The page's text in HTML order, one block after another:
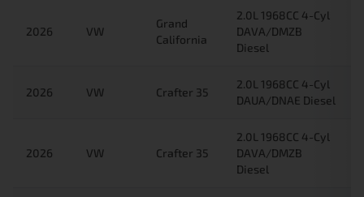
2026 VW
Grand
California
2.0L 1968CC 4-Cyl
DAVA/DMZB
Diesel
2026 VW Crafter 35
2.0L 1968CC 4-Cyl
DAUA/DNAE Diesel
2026 VW Crafter 35
2.0L 1968CC 4-Cyl
DAVA/DMZB
Diesel